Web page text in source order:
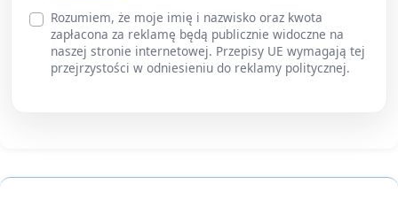
Rozumiem, że moje imię i nazwisko oraz kwota
zapłacona za reklamę będą publicznie widoczne na
naszej stronie internetowej. Przepisy UE wymagają tej
przejrzystości w odniesieniu do reklamy politycznej.